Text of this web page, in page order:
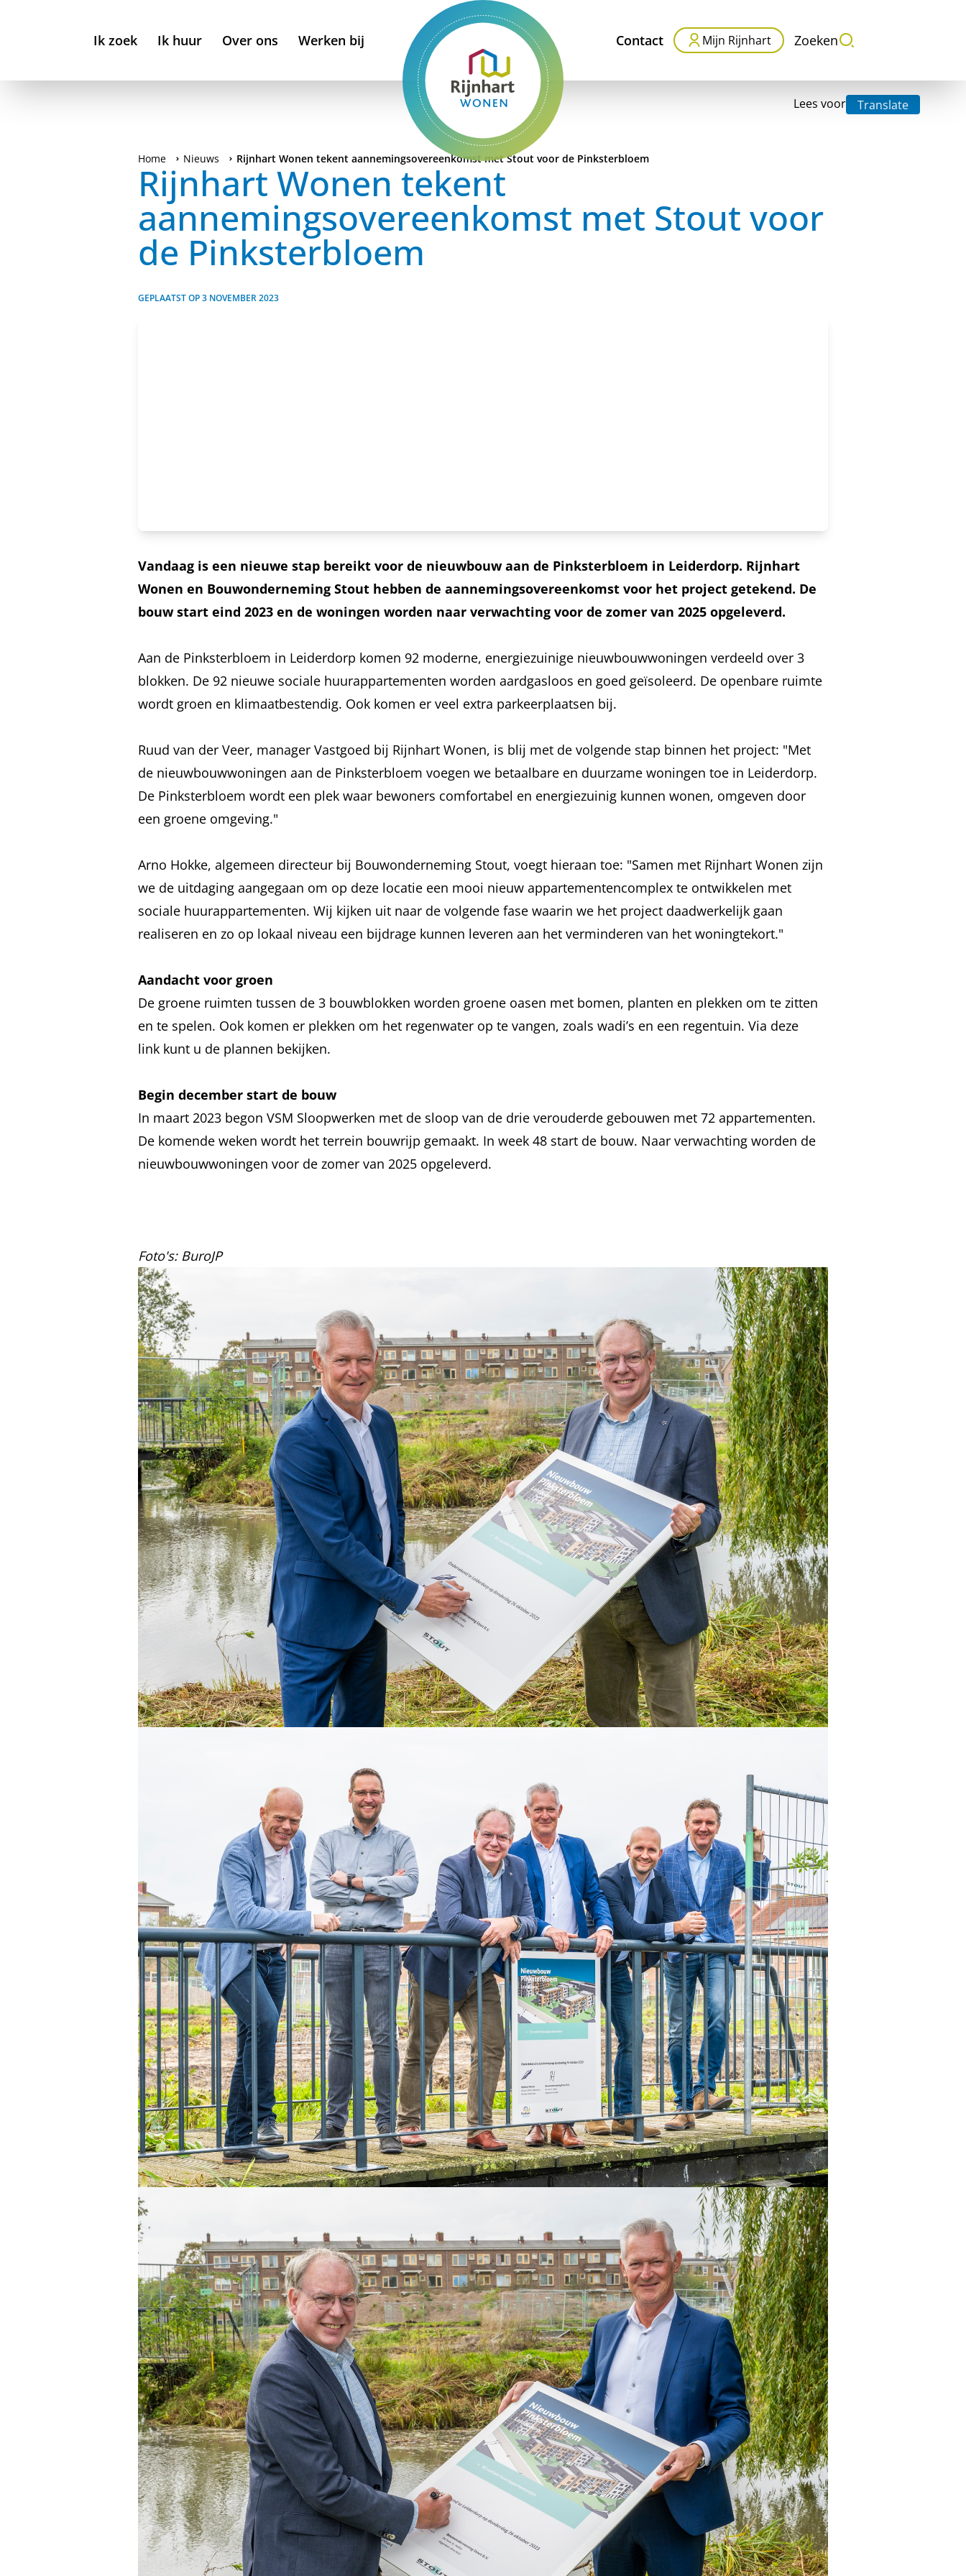
Ik zoek Ik huur Over ons Werken bij Contact Mijn Rijnhart Zoeken
Lees voor Translate
Home Nieuws Rijnhart Wonen tekent aannemingsovereenkomst met Stout voor de Pinksterbloem
Rijnhart Wonen tekent
aannemingsovereenkomst met Stout voor
de Pinksterbloem
GEPLAATST OP3 NOVEMBER 2023
Vandaag is een nieuwe stap bereikt voor de nieuwbouw aan de Pinksterbloem in Leiderdorp. Rijnhart
Wonen en Bouwonderneming Stout hebben de aannemingsovereenkomst voor het project getekend. De
bouw start eind 2023 en de woningen worden naar verwachting voor de zomer van 2025 opgeleverd.
Aan de Pinksterbloem in Leiderdorp komen 92 moderne, energiezuinige nieuwbouwwoningen verdeeld over 3
blokken. De 92 nieuwe sociale huurappartementen worden aardgasloos en goed geïsoleerd. De openbare ruimte
wordt groen en klimaatbestendig. Ook komen er veel extra parkeerplaatsen bij.
Ruud van der Veer, manager Vastgoed bij Rijnhart Wonen, is blij met de volgende stap binnen het project: "Met
de nieuwbouwwoningen aan de Pinksterbloem voegen we betaalbare en duurzame woningen toe in Leiderdorp.
De Pinksterbloem wordt een plek waar bewoners comfortabel en energiezuinig kunnen wonen, omgeven door
een groene omgeving."
Arno Hokke, algemeen directeur bij Bouwonderneming Stout, voegt hieraan toe: "Samen met Rijnhart Wonen zijn
we de uitdaging aangegaan om op deze locatie een mooi nieuw appartementencomplex te ontwikkelen met
sociale huurappartementen. Wij kijken uit naar de volgende fase waarin we het project daadwerkelijk gaan
realiseren en zo op lokaal niveau een bijdrage kunnen leveren aan het verminderen van het woningtekort."
Aandacht voor groen
De groene ruimten tussen de 3 bouwblokken worden groene oasen met bomen, planten en plekken om te zitten
en te spelen. Ook komen er plekken om het regenwater op te vangen, zoals wadi’s en een regentuin. Via deze
link kunt u de plannen bekijken.
Begin december start de bouw
In maart 2023 begon VSM Sloopwerken met de sloop van de drie verouderde gebouwen met 72 appartementen.
De komende weken wordt het terrein bouwrijp gemaakt. In week 48 start de bouw. Naar verwachting worden de
nieuwbouwwoningen voor de zomer van 2025 opgeleverd.
Foto's: BuroJP